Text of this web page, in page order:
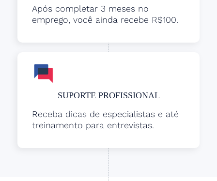
Após completar 3 meses no
emprego, você ainda recebe R$100.
SUPORTE PROFISSIONAL
Receba dicas de especialistas e até
treinamento para entrevistas.